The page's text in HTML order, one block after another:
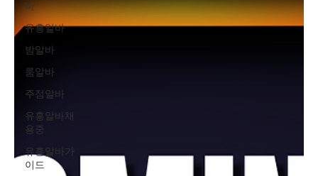
바
유흥알바
밤알바
룸알바
주점알바
유흥알바채
용중
유흥알바가
이드